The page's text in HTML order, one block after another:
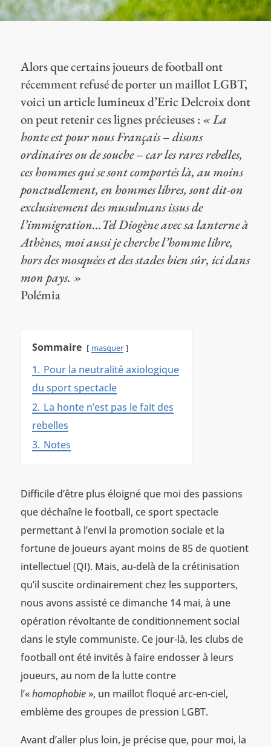
Alors que certains joueurs de football ont
récemment refusé de porter un maillot LGBT,
voici un article lumineux d’Eric Delcroix dont
on peut retenir ces lignes précieuses : « La
honte est pour nous Français – disons
ordinaires ou de souche – car les rares rebelles,
ces hommes qui se sont comportés là, au moins
ponctuellement, en hommes libres, sont dit-on
exclusivement des musulmans issus de
l’immigration…Tel Diogène avec sa lanterne à
Athènes, moi aussi je cherche l’homme libre,
hors des mosquées et des stades bien sûr, ici dans
mon pays. »
Polémia
Sommaire masquer
1. Pour la neutralité axiologique
du sport spectacle
2. La honte n’est pas le fait des
rebelles
3. Notes
Difficile d’être plus éloigné que moi des passions
que déchaîne le football, ce sport spectacle
permettant à l’envi la promotion sociale et la
fortune de joueurs ayant moins de 85 de quotient
intellectuel (QI). Mais, au-delà de la crétinisation
qu’il suscite ordinairement chez les supporters,
nous avons assisté ce dimanche 14 mai, à une
opération révoltante de conditionnement social
dans le style communiste. Ce jour-là, les clubs de
football ont été invités à faire endosser à leurs
joueurs, au nom de la lutte contre
l’«homophobie», un maillot floqué arc-en-ciel,
emblème des groupes de pression LGBT.
Avant d’aller plus loin, je précise que, pour moi, la